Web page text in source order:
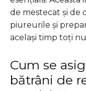
de mestecat și de
piureurile și
același timp toți
Cum se
bătrâni de